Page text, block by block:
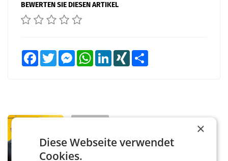
BEWERTEN SIE DIESEN ARTIKEL
FacebookTwitter MessengerWhatsAppLinkedInXING
PRIMENEWS
Österreichische Post: Umsatzplus im
ersten Halbjahr trotz schwachem
Briefgeschäft
WIEN Die Österreichische Post AG hat im
×
Diese Webseite verwendet
Cookies.